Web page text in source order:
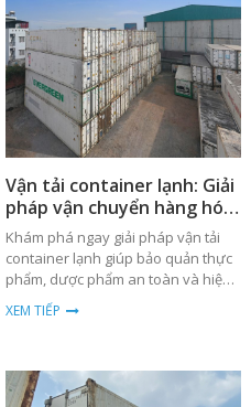
Vận tải container lạnh: Giải
pháp vận chuyển hàng hóa
an toàn
Khám phá ngay giải pháp vận tải
container lạnh giúp bảo quản thực
phẩm, dược phẩm an toàn và hiệu
quả trong quá trình vận chuyển
toàn cầu.
XEM TIẾP